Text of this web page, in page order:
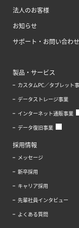
法人のお客様
お知らせ
サポート・お問い合わせ
製品・サービス
カスタムPC／タブレット
データストレージ事業
インターネット通販事業
データ復旧事業
採用情報
メッセージ
新卒採用
キャリア採用
先輩社員インタビュー
よくある質問